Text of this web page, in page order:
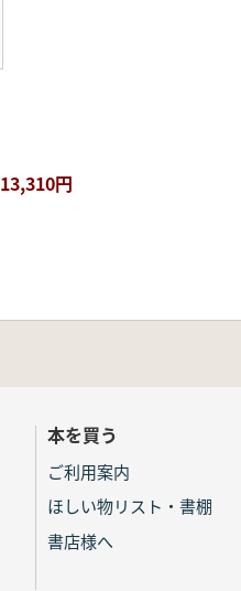
13,310円
本を買う
ご利用案内
ほしい物リスト・書棚
書店様へ